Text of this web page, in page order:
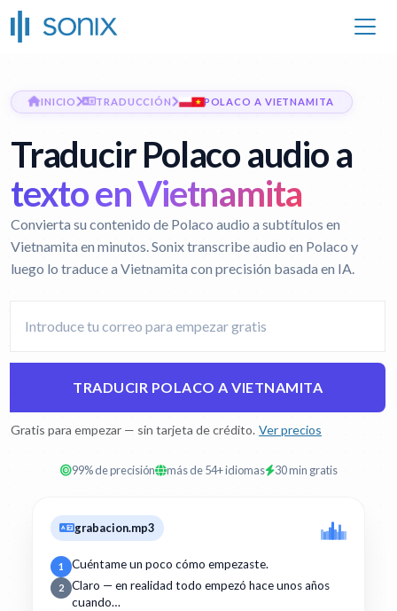
INICIO TRADUCCIÓN POLACO A VIETNAMITA
Traducir Polaco audio a
texto en Vietnamita
Convierta su contenido de Polaco audio a subtítulos en
Vietnamita en minutos. Sonix transcribe audio en Polaco y
luego lo traduce a Vietnamita con precisión basada en IA.
TRADUCIR POLACO A VIETNAMITA
Gratis para empezar — sin tarjeta de crédito. Ver precios
99% de precisión más de 54+ idiomas 30 min gratis
grabacion.mp3
1 Cuéntame un poco cómo empezaste.
2
Claro — en realidad todo empezó hace unos años
cuando…